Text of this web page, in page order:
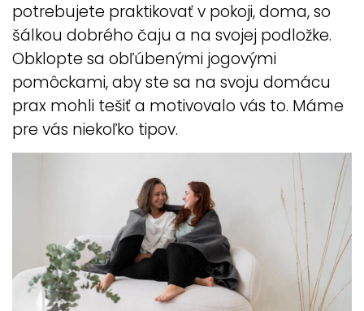
potrebujete praktikovať v pokoji, doma, so
šálkou dobrého čaju a na svojej podložke.
Obklopte sa obľúbenými jogovými
pomôckami, aby ste sa na svoju domácu
prax mohli tešiť a motivovalo vás to. Máme
pre vás niekoľko tipov.